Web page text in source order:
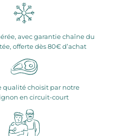
avec garantie chaîne du
offerte dès 80€ d’achat
qualité choisit par notre
en circuit-court